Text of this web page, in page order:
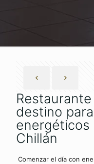
destino
energéticos
Chillán
Comenzar el día con